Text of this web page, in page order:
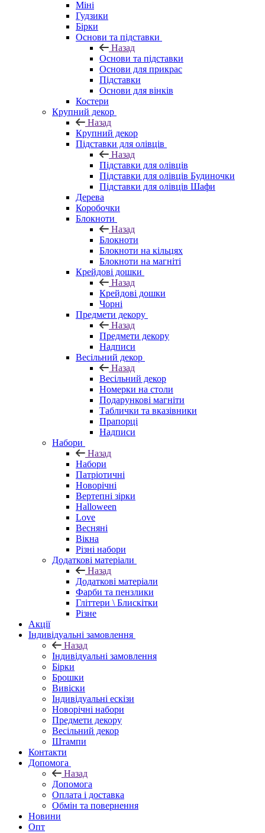
Міні
Гудзики
Бірки
Основи та підставки
Назад
Основи та підставки
Основи для прикрас
Підставки
Основи для вінків
Костери
Крупний декор
Назад
Крупний декор
Підставки для олівців
Назад
Підставки для олівців
Підставки для олівців Будиночки
Підставки для олівців Шафи
Дерева
Коробочки
Блокноти
Назад
Блокноти
Блокноти на кільцях
Блокноти на магніті
Крейдові дошки
Назад
Крейдові дошки
Чорні
Предмети декору
Назад
Предмети декору
Надписи
Весільний декор
Назад
Весільний декор
Номерки на столи
Подарункові магніти
Таблички та вказівники
Прапорці
Надписи
Набори
Назад
Набори
Патріотичні
Новорічні
Вертепні зірки
Halloween
Love
Весняні
Вікна
Різні набори
Додаткові матеріали
Назад
Додаткові матеріали
Фарби та пензлики
Гліттери \ Блискітки
Різне
Акції
Індивідуальні замовлення
Назад
Індивідуальні замовлення
Бірки
Брошки
Вивіски
Індивідуальні ескізи
Новорічні набори
Предмети декору
Весільний декор
Штампи
Контакти
Допомога
Назад
Допомога
Оплата і доставка
Обмін та повернення
Новини
Опт